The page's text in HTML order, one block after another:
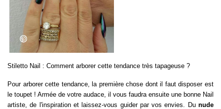
Stiletto Nail : Comment arborer cette tendance très tapageuse ?
Pour arborer cette tendance, la première chose dont il faut disposer est
le toupet ! Armée de votre audace, il vous faudra ensuite une bonne Nail
artiste, de l'inspiration et laissez-vous guider par vos envies. Dunude